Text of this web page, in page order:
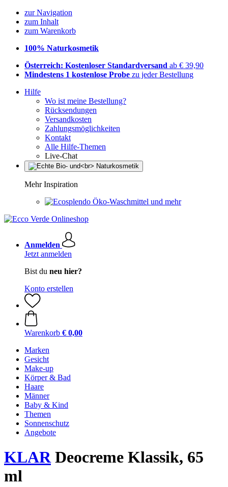
zur Navigation
zum Inhalt
zum Warenkorb
100% Naturkosmetik
Österreich: Kostenloser Standardversand ab € 39,90
Mindestens 1 kostenlose Probe zu jeder Bestellung
Hilfe
Wo ist meine Bestellung?
Rücksendungen
Versandkosten
Zahlungsmöglichkeiten
Kontakt
Alle Hilfe-Themen
Live-Chat
Mehr Inspiration
Öko-Waschmittel und mehr
Anmelden
Jetzt anmelden
Bist du neu hier?
Konto erstellen
Warenkorb € 0,00
Marken
Gesicht
Make-up
Körper & Bad
Haare
Männer
Baby & Kind
Themen
Sonnenschutz
Angebote
KLARDeocreme Klassik, 65
ml